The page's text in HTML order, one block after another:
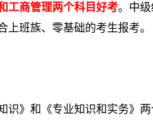
工商管理两个科目好考。中
班族、零基础的考生报考。
识》和《专业知识和实务》